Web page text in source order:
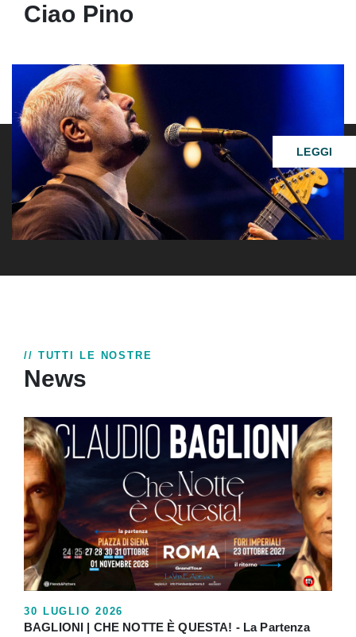
Ciao Pino
LEGGI
// TUTTI LE NOSTRE
News
30 LUGLIO 2026
BAGLIONI | CHE NOTTE È QUESTA! - La Partenza